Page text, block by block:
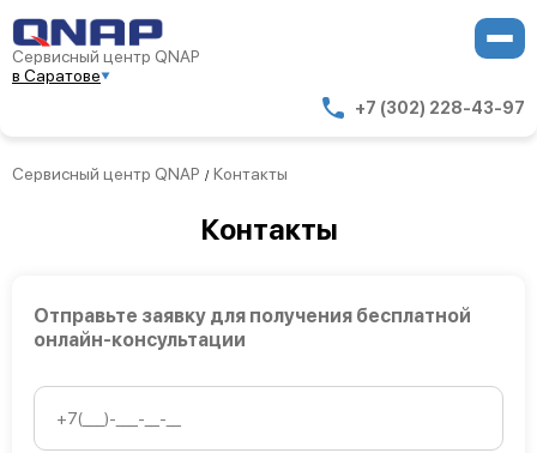
Сервисный центр QNAP
в Саратове
+7 (302) 228-43-97
Сервисный центр QNAP / Контакты
Контакты
Отправьте заявку для получения бесплатной
онлайн-консультации